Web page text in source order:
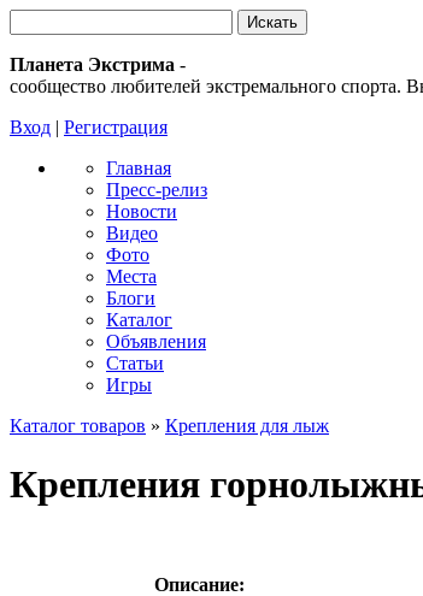
Планета Экстрима -
сообщество любителей экстремального спорта.
Вход | Регистрация
Главная
Пресс-релиз
Новости
Видео
Фото
Места
Блоги
Каталог
Объявления
Статьи
Игры
Каталог товаров » Крепления для лыж
Крепления
Описание: